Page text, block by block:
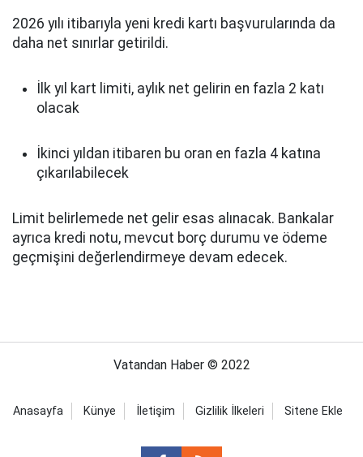
2026 yılı itibarıyla yeni kredi kartı başvurularında da
daha net sınırlar getirildi.
İlk yıl kart limiti, aylık net gelirin en fazla 2 katı
olacak
İkinci yıldan itibaren bu oran en fazla 4 katına
çıkarılabilecek
Limit belirlemede net gelir esas alınacak. Bankalar
ayrıca kredi notu, mevcut borç durumu ve ödeme
geçmişini değerlendirmeye devam edecek.
Vatandan Haber © 2022
Anasayfa Künye İletişim Gizlilik İlkeleri Sitene Ekle